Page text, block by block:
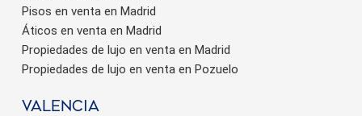
Pisos en venta en Madrid
Áticos en venta en Madrid
Propiedades de lujo en venta en Madrid
Propiedades de lujo en venta en Pozuelo
valencia